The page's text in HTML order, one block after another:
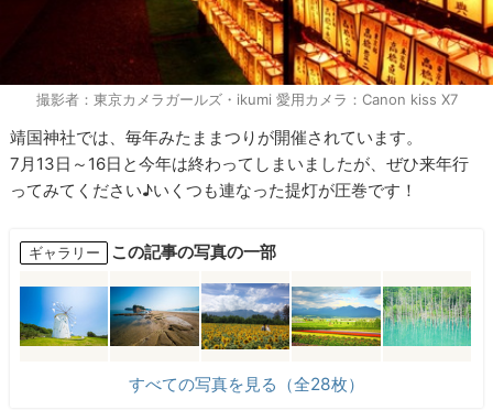
撮影者：東京カメラガールズ・ikumi 愛用カメラ：Canon kiss X7
靖国神社では、毎年みたままつりが開催されています。
7月13日～16日と今年は終わってしまいましたが、ぜひ来年行
ってみてください♪いくつも連なった提灯が圧巻です！
ギャラリー この記事の写真の一部
すべての写真を見る（全28枚）